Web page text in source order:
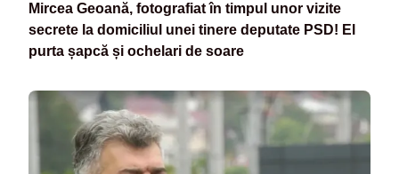
Mircea Geoană, fotografiat în timpul unor vizite
secrete la domiciliul unei tinere deputate PSD! El
purta șapcă și ochelari de soare